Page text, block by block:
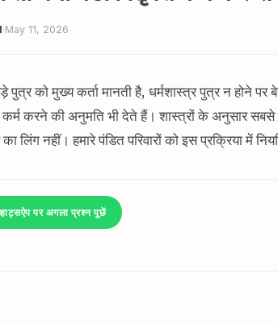
·May 11, 2026
पुत्र को मुख्य कर्ता मानती है, धर्मशास्त्र पुत्र न होने
कर्म करने की अनुमति भी देते हैं। शास्त्रों के अनुसार सबसे
लिंग नहीं। हमारे पंडित परिवारों को इस प्रक्रिया में
पर अगला प्रश्न पूछें